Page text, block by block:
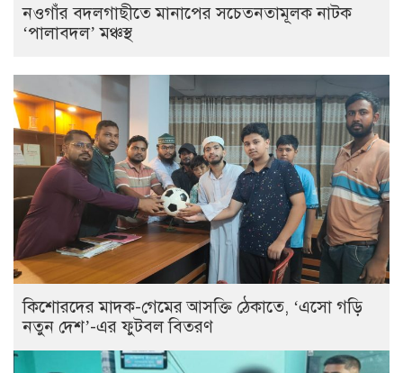
নওগাঁর বদলগাছীতে মানাপের সচেতনতামূলক নাটক
‘পালাবদল’ মঞ্চস্থ
কিশোরদের মাদক-গেমের আসক্তি ঠেকাতে, ‘এসো গড়ি
নতুন দেশ’-এর ফুটবল বিতরণ